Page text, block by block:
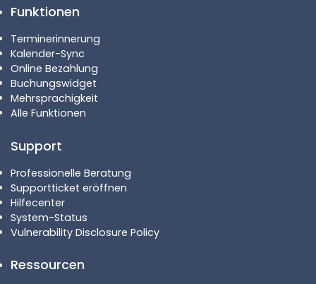
Funktionen
Terminerinnerung
Kalender-Sync
Online Bezahlung
Buchungswidget
Mehrsprachigkeit
Alle Funktionen
Support
Professionelle Beratung
Supportticket eröffnen
Hilfecenter
System-Status
Vulnerability Disclosure Policy
Ressourcen